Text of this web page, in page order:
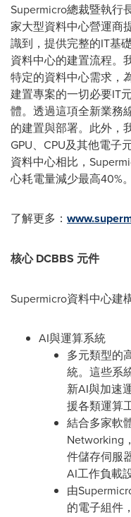
Supermicro總裁暨執行
家大型資料中心營運商
識到，提供完整的IT基
資料中心的建置流程。
特定的資料中心需求，
建置專案的一切必要IT
體。透過這項全新業務
的建置與部署。此外，
GPU、CPU及其他電子
資料中心相比，
心耗電量減少最高40%。
了解更多：
核心 DCBBS 元件
Supermicro資料中心建
AI與運算系統
多元類型的
統。這些系
新AI與加速
援各類運算
結合多家軟
Networking
件儲存伺服
AI工作負載
由
的電子組件